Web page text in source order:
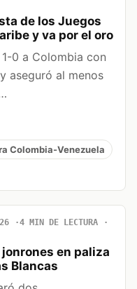
de los Juegos
y va por el oro
0 a Colombia con
aseguró al menos
Colombia-Venezuela
4 MIN DE LECTURA
en paliza
Blancas